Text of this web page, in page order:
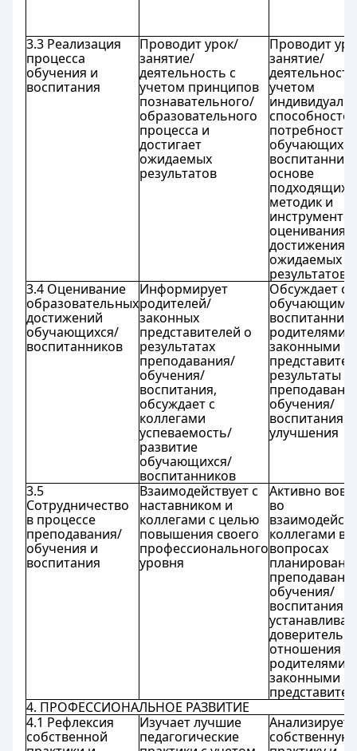
3.3 Реализация
процесса
обучения и
воспитания
Проводит урок/
занятие/
деятельность с
учетом принципов
познавательного/
образовательного
процесса и
достигает
ожидаемых
результатов
Проводит
занятие/
учетом
основе
подходящих
методик и
оценивания
достижения
ожидаемых
результатов
3.4 Оценивание
образовательных
достижений
обучающихся/
воспитанников
Информирует
родителей/
законных
представителей о
результатах
преподавания/
обучения/
воспитания,
обсуждает с
коллегами
успеваемость/
развитие
обучающихся/
воспитанников
Обсуждает с
родителями/
законными
результаты
обучения/
воспитания
улучшения
3.5
Сотрудничество
в процессе
преподавания/
обучения и
воспитания
Взаимодействует с
наставником и
коллегами с целью
повышения своего
профессионального
уровня
Активно
во
коллегами в
вопросах
обучения/
воспитания,
отношения с
родителями/
законными
4. ПРОФЕССИОНАЛЬНОЕ РАЗВИТИЕ
4.1 Рефлексия
собственной
Изучает лучшие
педагогические
Анализирует
собственную